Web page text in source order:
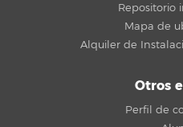
Repositorio
Mapa de
Alquiler de
Otros
Perfil de